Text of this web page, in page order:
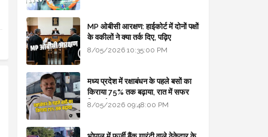
MP ओबीसी आरक्षण: हाईकोर्ट में दोनों पक्षों
के वकीलों ने क्या तर्क दिए, पढ़िए
8/05/2026 10:35:00 PM
मध्य प्रदेश में रक्षाबंधन के पहले बसों का
किराया 75% तक बढ़ाया, रात में सफर
किया तो 10% एक्स्ट्रा
8/05/2026 09:48:00 PM